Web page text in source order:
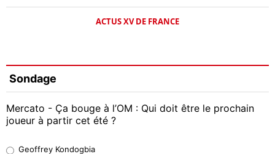
ACTUS XV DE FRANCE
Sondage
Mercato - Ça bouge à l’OM : Qui doit être le prochain
joueur à partir cet été ?
Geoffrey Kondogbia